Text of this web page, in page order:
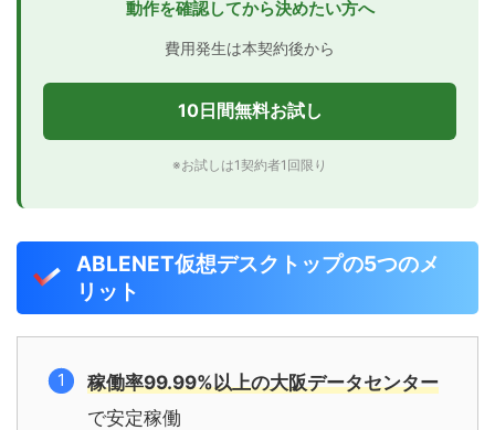
動作を確認してから決めたい方へ
費用発生は本契約後から
10日間無料お試し
※お試しは1契約者1回限り
ABLENET仮想デスクトップの5つのメ
リット
稼働率99.99%以上の大阪データセンター
で安定稼働